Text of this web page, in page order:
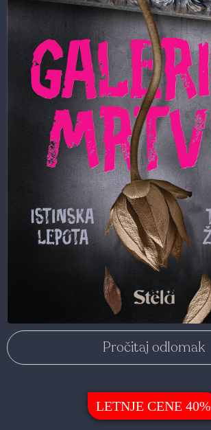
Pročitaj odlomak
LETNJE CENE 40%